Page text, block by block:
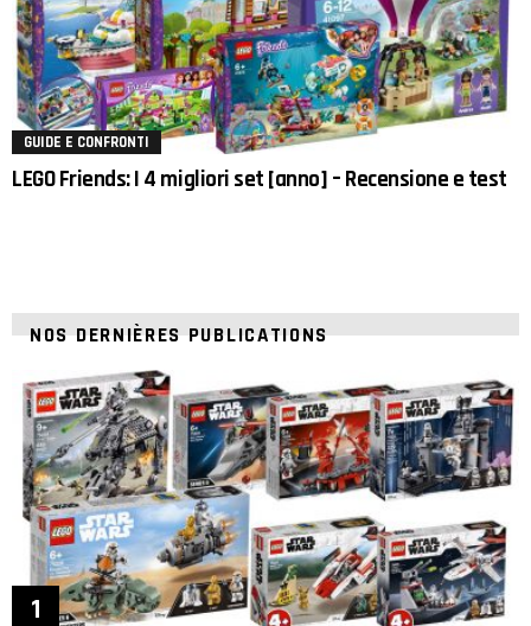
GUIDE E CONFRONTI
LEGO Friends: I 4 migliori set [anno] – Recensione e test
NOS DERNIÈRES PUBLICATIONS